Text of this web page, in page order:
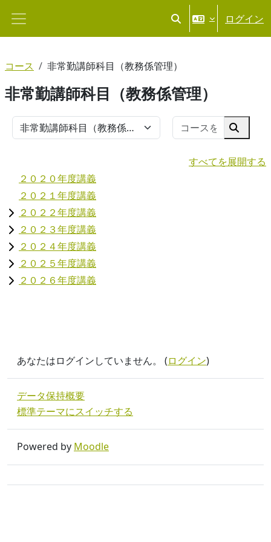
サイドパネル 検索入力に切り替える
ログイン
コース 非常勤講師科目（教務係管理）
非常勤講師科目（教務係管理）
コースカテゴリ
コースを
コース
すべてを展開する
２０２０年度講義
２０２１年度講義
２０２２年度講義
２０２３年度講義
２０２４年度講義
２０２５年度講義
２０２６年度講義
あなたはログインしていません。 (ログイン)
データ保持概要
標準テーマにスイッチする
Powered by Moodle